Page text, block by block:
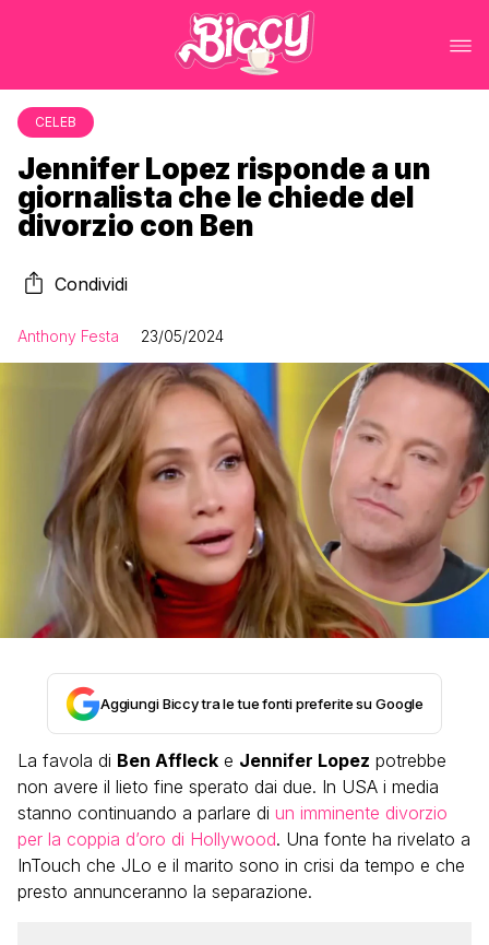
CELEB
Jennifer Lopez risponde a un
giornalista che le chiede del
divorzio con Ben
Condividi
Anthony Festa 23/05/2024
Aggiungi Biccy tra le tue fonti preferite su Google
La favola di Ben Affleck e Jennifer Lopez potrebbe
non avere il lieto fine sperato dai due. In USA i media
stanno continuando a parlare di un imminente divorzio
per la coppia d’oro di Hollywood. Una fonte ha rivelato a
InTouch che JLo e il marito sono in crisi da tempo e che
presto annunceranno la separazione.